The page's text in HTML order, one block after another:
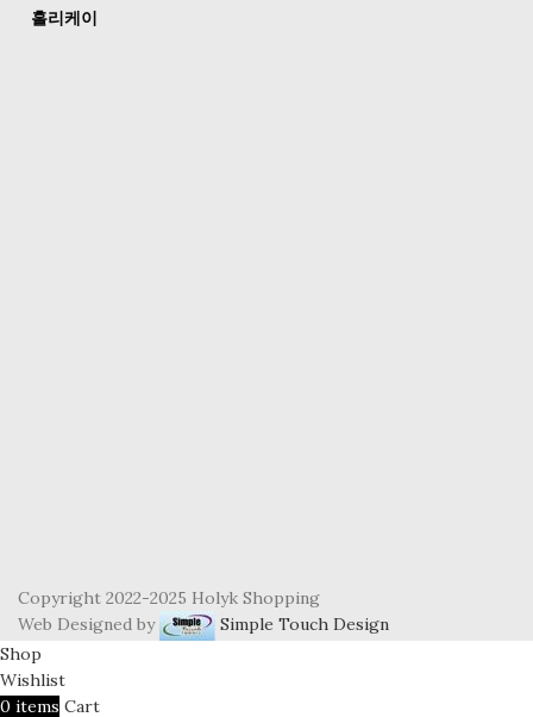
홀리케이
Copyright 2022-2025 Holyk Shopping
Web Designed by
Simple Touch Design
Shop
Wishlist
0 items Cart